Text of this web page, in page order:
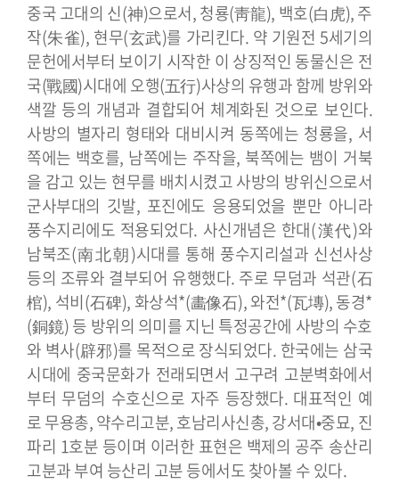
중국 고대의 신(神)으로서, 청룡(靑龍), 백호(白虎), 주
작(朱雀), 현무(玄武)를 가리킨다. 약 기원전 5세기의
문헌에서부터 보이기 시작한 이 상징적인 동물신은 전
국(戰國)시대에 오행(五行)사상의 유행과 함께 방위와
색깔 등의 개념과 결합되어 체계화된 것으로 보인다.
사방의 별자리 형태와 대비시켜 동쪽에는 청룡을, 서
쪽에는 백호를, 남쪽에는 주작을, 북쪽에는 뱀이 거북
을 감고 있는 현무를 배치시켰고 사방의 방위신으로서
군사부대의 깃발, 포진에도 응용되었을 뿐만 아니라
풍수지리에도 적용되었다. 사신개념은 한대(漢代)와
남북조(南北朝)시대를 통해 풍수지리설과 신선사상
등의 조류와 결부되어 유행했다. 주로 무덤과 석관(石
棺), 석비(石碑), 화상석*(畵像石), 와전*(瓦塼), 동경*
(銅鏡) 등 방위의 의미를 지닌 특정공간에 사방의 수호
와 벽사(辟邪)를 목적으로 장식되었다. 한국에는 삼국
시대에 중국문화가 전래되면서 고구려 고분벽화에서
부터 무덤의 수호신으로 자주 등장했다. 대표적인 예
로 무용총, 약수리고분, 호남리사신총, 강서대•중묘, 진
파리 1호분 등이며 이러한 표현은 백제의 공주 송산리
고분과 부여 능산리 고분 등에서도 찾아볼 수 있다.